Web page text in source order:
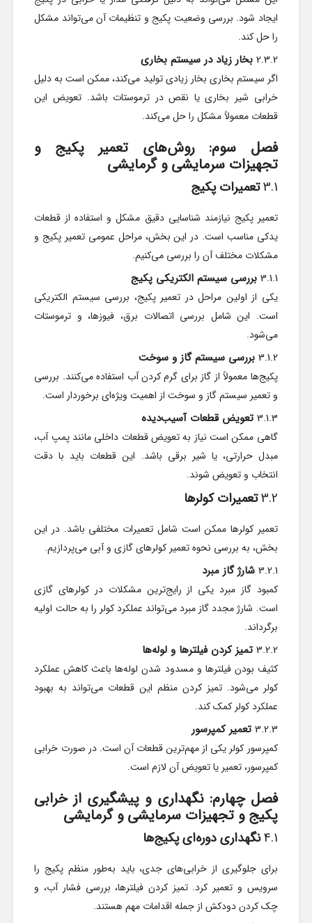
ایجاد شود. بررسی وضعیت پکیج و تنظیمات آن می‌تواند مشکل
را حل کند.
2.3.2 بخار زیاد در سیستم بخاری
اگر سیستم بخاری بخار زیادی تولید می‌کند، ممکن است به دلیل
خرابی شیر بخاری یا نقص در ترموستات باشد. تعویض این
قطعات معمولاً مشکل را حل می‌کند.
فصل سوم: روش‌های تعمیر پکیج و
تجهیزات سرمایشی و گرمایشی
3.1تعمیرات پکیج
تعمیر پکیج نیازمند شناسایی دقیق مشکل و استفاده از قطعات
یدکی مناسب است. در این بخش، مراحل عمومی تعمیر پکیج و
مشکلات مختلف آن را بررسی می‌کنیم.
3.1.1 بررسی سیستم الکتریکی پکیج
یکی از اولین مراحل در تعمیر پکیج، بررسی سیستم الکتریکی
است. این شامل بررسی اتصالات برق، فیوزها، و ترموستات
می‌شود.
3.1.2 بررسی سیستم گاز و سوخت
پکیج‌ها معمولاً از گاز برای گرم کردن آب استفاده می‌کنند. بررسی
و تعمیر سیستم گاز و سوخت از اهمیت ویژه‌ای برخوردار است.
3.1.3 تعویض قطعات آسیب‌دیده
گاهی ممکن است نیاز به تعویض قطعات داخلی مانند پمپ آب،
مبدل حرارتی، یا شیر برقی باشد. این قطعات باید با دقت
انتخاب و تعویض شوند.
3.2تعمیرات کولرها
تعمیر کولرها ممکن است شامل تعمیرات مختلفی باشد. در این
بخش، به بررسی نحوه تعمیر کولرهای گازی و آبی می‌پردازیم.
3.2.1 شارژ گاز مبرد
کمبود گاز مبرد یکی از رایج‌ترین مشکلات در کولرهای گازی
است. شارژ مجدد گاز مبرد می‌تواند عملکرد کولر را به حالت اولیه
برگرداند.
3.2.2 تمیز کردن فیلترها و لوله‌ها
کثیف بودن فیلترها و مسدود شدن لوله‌ها باعث کاهش عملکرد
کولر می‌شود. تمیز کردن منظم این قطعات می‌تواند به بهبود
عملکرد کولر کمک کند.
3.2.3 تعمیر کمپرسور
کمپرسور کولر یکی از مهم‌ترین قطعات آن است. در صورت خرابی
کمپرسور، تعمیر یا تعویض آن لازم است.
فصل چهارم: نگهداری و پیشگیری از خرابی
پکیج و تجهیزات سرمایشی و گرمایشی
4.1نگهداری دوره‌ای پکیج‌ها
برای جلوگیری از خرابی‌های جدی، باید به‌طور منظم پکیج را
سرویس و تعمیر کرد. تمیز کردن فیلترها، بررسی فشار آب، و
چک کردن دودکش از جمله اقدامات مهم هستند.